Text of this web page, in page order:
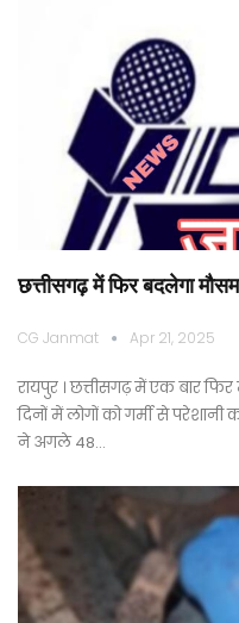
छत्तीसगढ़ में फिर बदलेगा
CG Janmat Apr 21, 2025
रायपुर । छत्तीसगढ़ में एक बार
दिनों में लोगों को गर्मी से
ने अगले 48…